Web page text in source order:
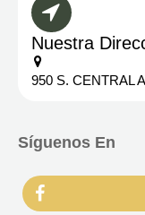

Nuestra

950 S. CENTRAL
Síguenos En
